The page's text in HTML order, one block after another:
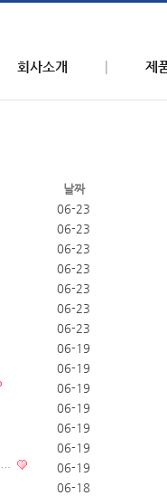
회사소개 제
날짜
06-23
06-23
06-23
06-23
06-23
06-23
06-23
06-19
06-19
06-19
06-19
06-19
06-19
…
06-19
06-18